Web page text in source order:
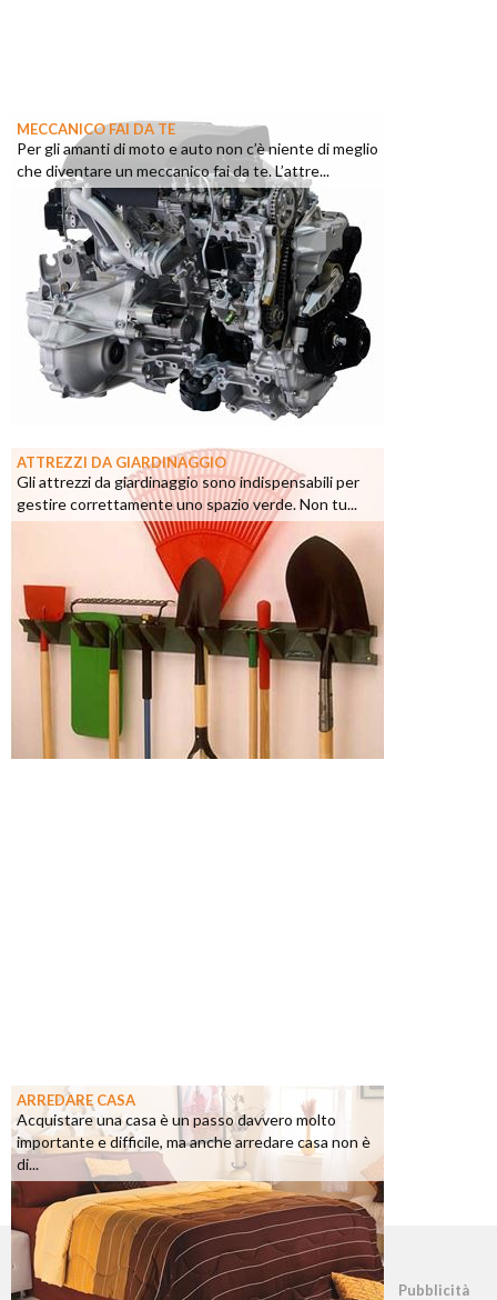
MECCANICO FAI DA TE
Per gli amanti di moto e auto non c’è niente di meglio
che diventare un meccanico fai da te. L’attre...
ATTREZZI DA GIARDINAGGIO
Gli attrezzi da giardinaggio sono indispensabili per
gestire correttamente uno spazio verde. Non tu...
ARREDARE CASA
Acquistare una casa è un passo davvero molto
importante e difficile, ma anche arredare casa non è
di...
©2026 - casapratica.net - p.iva 03338800984 Pubblicità